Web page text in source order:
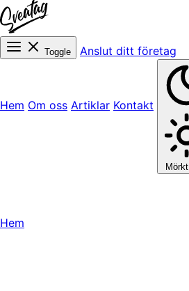
Toggle Anslut ditt företag
Hem Om oss Artiklar Kontakt
Hem